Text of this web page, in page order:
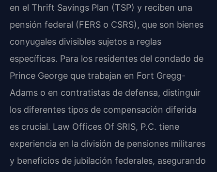
en el Thrift Savings Plan (TSP) y reciben una
pensión federal (FERS o CSRS), que son bienes
conyugales divisibles sujetos a reglas
específicas. Para los residentes del condado de
Prince George que trabajan en Fort Gregg-
Adams o en contratistas de defensa, distinguir
los diferentes tipos de compensación diferida
es crucial. Law Offices Of SRIS, P.C. tiene
experiencia en la división de pensiones militares
y beneficios de jubilación federales, asegurando